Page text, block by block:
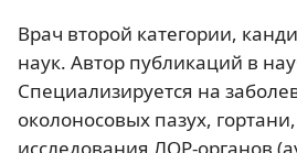
Врач второй категории,
наук. Автор публикаций в
Специализируется на
околоносовых пазух,